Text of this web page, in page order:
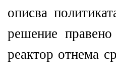
описва
решение
реактор отнема